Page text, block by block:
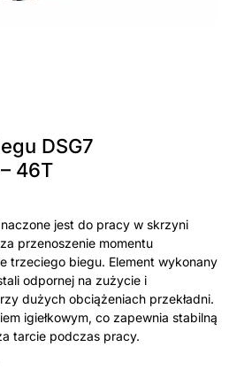
DSG7
46T
jest do pracy w skrzyni
przenoszenie momentu
trzeciego biegu. Element wykonany
odpornej na zużycie i
dużych obciążeniach przekładni.
igiełkowym, co zapewnia stabilną
tarcie podczas pracy.